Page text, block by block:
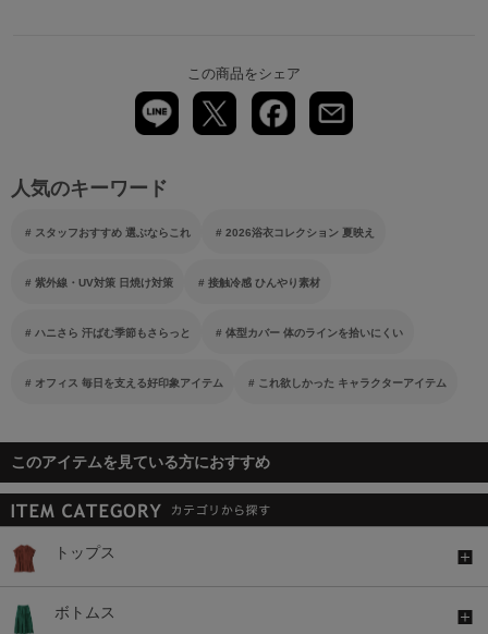
この商品をシェア
人気のキーワード
スタッフおすすめ 選ぶならこれ 2026浴衣コレクション 夏映え
紫外線・UV対策 日焼け対策 接触冷感 ひんやり素材
ハニさら 汗ばむ季節もさらっと 体型カバー 体のラインを拾いにくい
オフィス 毎日を支える好印象アイテム これ欲しかった キャラクターアイテム
このアイテムを見ている方におすすめ
トップス
ボトムス